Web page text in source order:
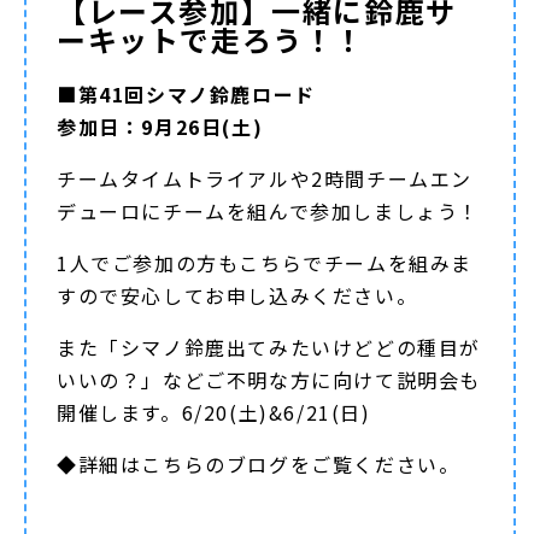
【レース参加】一緒に鈴鹿サ
ーキットで走ろう！！
■第41回シマノ鈴鹿ロード
参加日：9月26日(土)
チームタイムトライアルや2時間チームエン
デューロにチームを組んで参加しましょう！
1人でご参加の方もこちらでチームを組みま
すので安心してお申し込みください。
また「シマノ鈴鹿出てみたいけどどの種目が
いいの？」などご不明な方に向けて説明会も
開催します。6/20(土)&6/21(日)
◆詳細はこちらのブログをご覧ください。